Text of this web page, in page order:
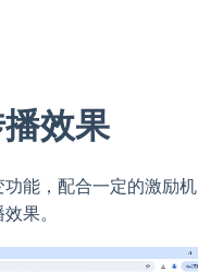
效果
能，配合一定的激励机
果。